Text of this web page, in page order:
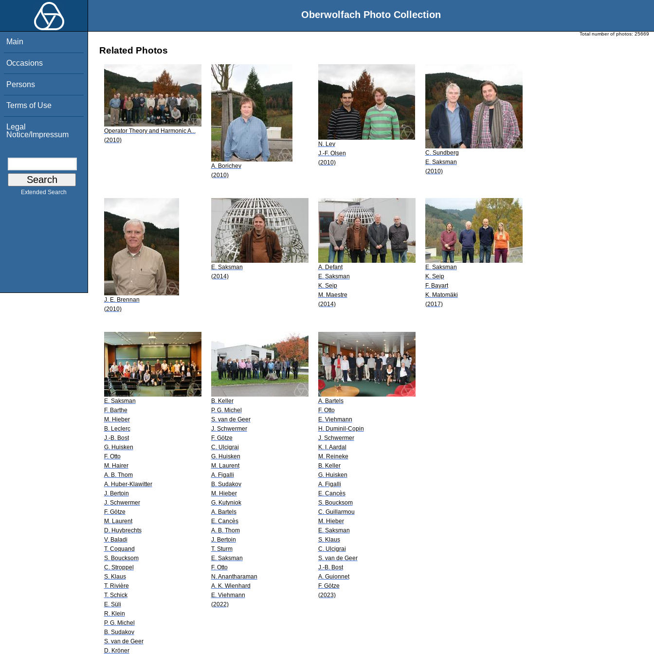
Oberwolfach Photo Collection
Main
Occasions
Persons
Terms of Use
Legal
Notice/Impressum
Extended Search
Total number of photos: 25669
Related Photos
Operator Theory and Harmonic A...
(2010)
A. Borichev
(2010)
N. Lev
J.-F. Olsen
(2010)
C. Sundberg
E. Saksman
(2010)
J. E. Brennan
(2010)
E. Saksman
(2014)
A. Defant
E. Saksman
K. Seip
M. Maestre
(2014)
E. Saksman
K. Seip
F. Bayart
K. Matomäki
(2017)
E. Saksman
F. Barthe
M. Hieber
B. Leclerc
J.-B. Bost
G. Huisken
F. Otto
M. Hairer
A. B. Thom
A. Huber-Klawitter
J. Bertoin
J. Schwermer
F. Götze
M. Laurent
D. Huybrechts
V. Baladi
T. Coquand
S. Boucksom
C. Stroppel
S. Klaus
T. Rivière
T. Schick
E. Süli
R. Klein
P. G. Michel
B. Sudakov
S. van de Geer
D. Kröner
B. Keller
P. G. Michel
S. van de Geer
J. Schwermer
F. Götze
C. Ulcigrai
G. Huisken
M. Laurent
A. Figalli
B. Sudakov
M. Hieber
G. Kutyniok
A. Bartels
E. Cancès
A. B. Thom
J. Bertoin
T. Sturm
E. Saksman
F. Otto
N. Anantharaman
A. K. Wienhard
E. Viehmann
(2022)
A. Bartels
F. Otto
E. Viehmann
H. Duminil-Copin
J. Schwermer
K. I. Aardal
M. Reineke
B. Keller
G. Huisken
A. Figalli
E. Cancès
S. Boucksom
C. Guillarmou
M. Hieber
E. Saksman
S. Klaus
C. Ulcigrai
S. van de Geer
J.-B. Bost
A. Guionnet
F. Götze
(2023)